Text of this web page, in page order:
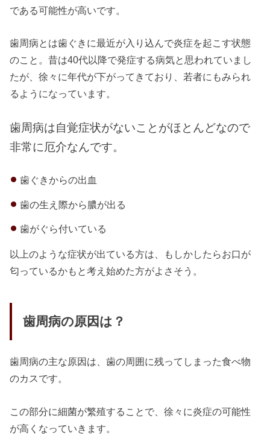
である可能性が高いです。
歯周病とは歯ぐきに最近が入り込んで炎症を起こす状態
のこと。昔は40代以降で発症する病気と思われていまし
たが、徐々に年代が下がってきており、若者にもみられ
るようになっています。
歯周病は自覚症状がないことがほとんどなので
非常に厄介なんです。
歯ぐきからの出血
歯の生え際から膿が出る
歯がぐら付いている
以上のような症状が出ている方は、もしかしたらお口が
匂っているかもと考え始めた方がよさそう。
歯周病の原因は？
歯周病の主な原因は、歯の周囲に残ってしまった食べ物
のカスです。
この部分に細菌が繁殖することで、徐々に炎症の可能性
が高くなっていきます。